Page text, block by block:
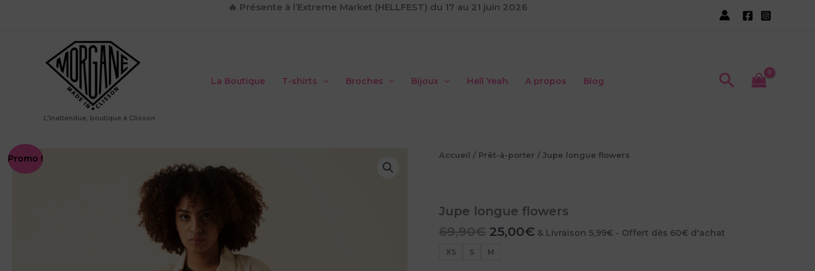
🔥 Présente à l’Extreme Market (HELLFEST) du 17 au 21 juin 2026
L'Inattendue, boutique à Clisson
La Boutique T-shirts Broches Bijoux Hell Yeah A propos Blog
Promo ! Accueil / Prêt-à-porter / Jupe longue flowers
Jupe longue flowers
69,90€ Le
initial
25,00€ Le
& Livraison 5,99€ - Offert dès 60€ d'achat
XS S M